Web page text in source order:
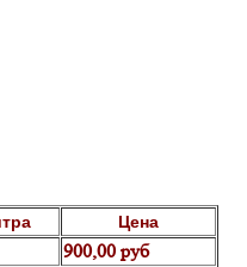
Цена
900,00 руб